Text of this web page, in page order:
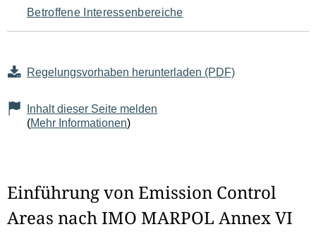
den
Betroffene Interessenbereiche
Regelungsvorhaben herunterladen (PDF)
Inhalt dieser Seite melden
(Mehr Informationen)
Einführung von Emission Control
Areas nach IMO MARPOL Annex VI